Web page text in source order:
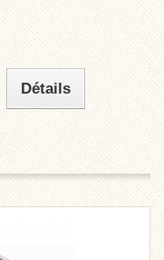
Détails